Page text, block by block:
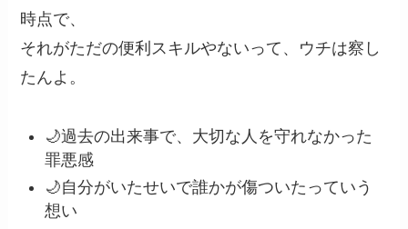
時点で、
それがただの便利スキルやないって、ウチは察し
たんよ。
🌙過去の出来事で、大切な人を守れなかった
罪悪感
🌙自分がいたせいで誰かが傷ついたっていう
想い